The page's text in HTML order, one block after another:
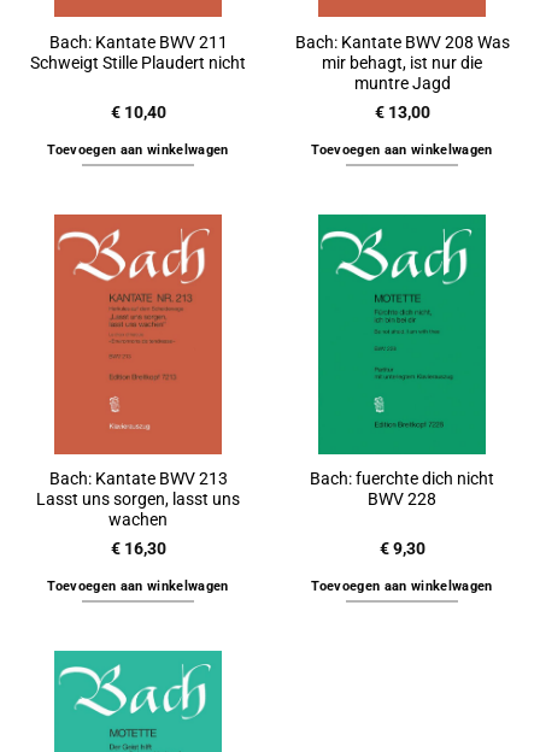
Bach: Kantate BWV 211
Schweigt Stille Plaudert nicht
€10,40
Toevoegen aan winkelwagen
Bach: Kantate BWV 208 Was
mir behagt, ist nur die
muntre Jagd
€13,00
Toevoegen aan winkelwagen
Bach: Kantate BWV 213
Lasst uns sorgen, lasst uns
wachen
€16,30
Toevoegen aan winkelwagen
Bach: fuerchte dich nicht
BWV 228
€9,30
Toevoegen aan winkelwagen